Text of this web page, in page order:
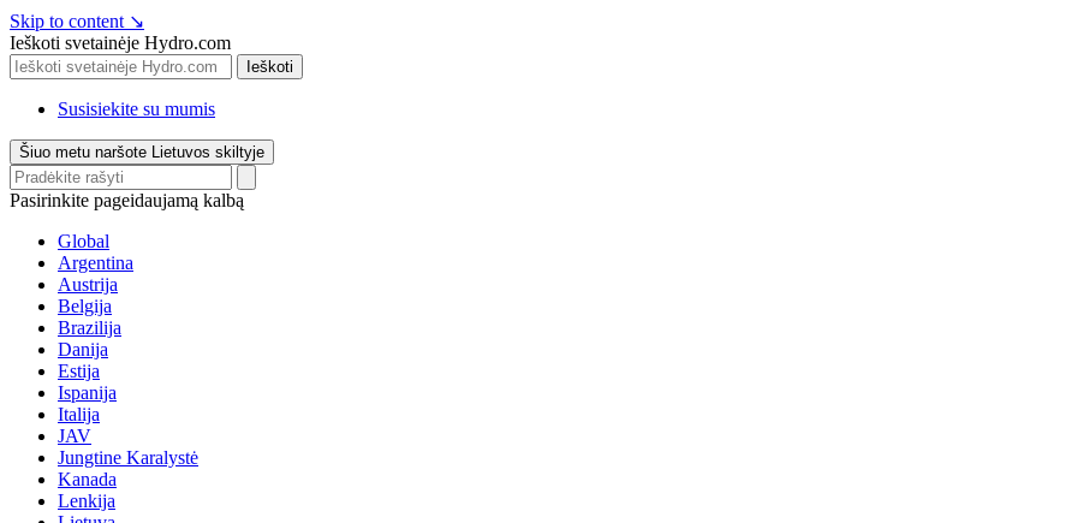
Skip to content ↘
Ieškoti svetainėje Hydro.com
Ieškoti
Susisiekite su mumis
Šiuo metu naršote Lietuvos skiltyje
Pasirinkite pageidaujamą kalbą
Global
Argentina
Austrija
Belgija
Brazilija
Danija
Estija
Ispanija
Italija
JAV
Jungtine Karalystė
Kanada
Lenkija